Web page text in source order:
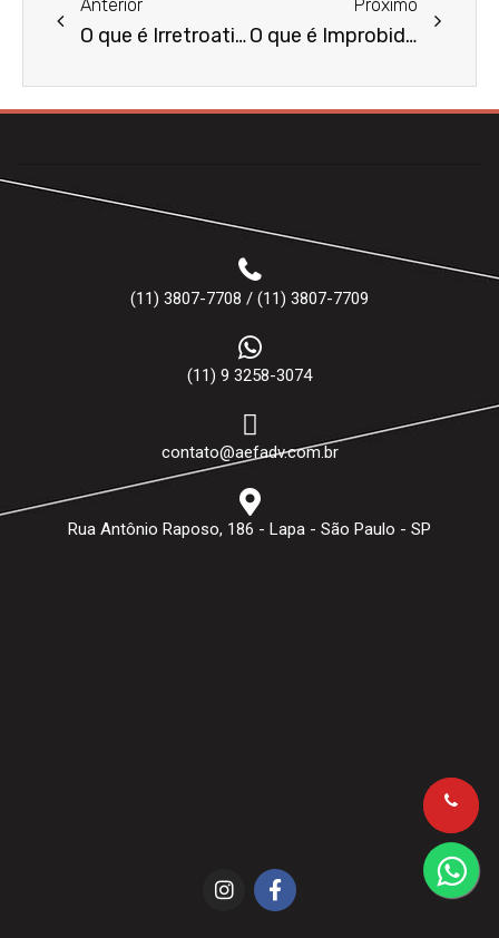
Anterior
O que é Irretroatividade da Lei?
Próximo
O que é Improbidade Administrativa?
(11) 3807-7708 / (11) 3807-7709
(11) 9 3258-3074
contato@aefadv.com.br
Rua Antônio Raposo, 186 - Lapa - São Paulo - SP